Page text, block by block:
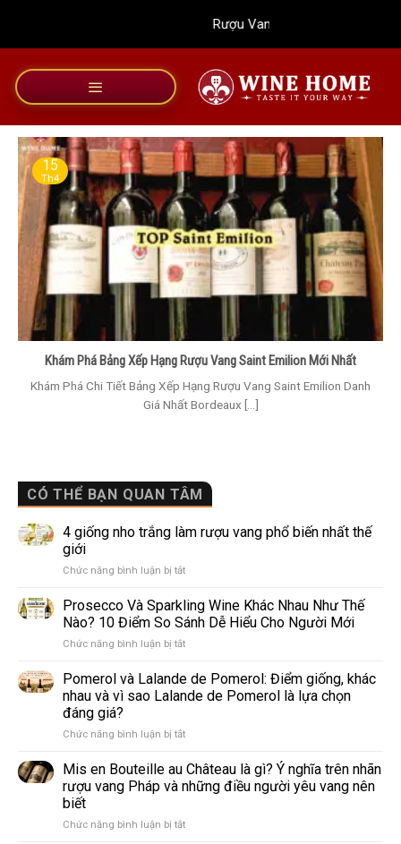
dung
Rượu Vang Wine Home
CÓ THỂ BẠN QUAN TÂM
4 giống nho trắng làm rượu vang phổ biến nhất thế
giới
Chức năng bình luận bị tắtở
giống
nho
trắng
làm
vang
phổ
thế
Prosecco Và Sparkling Wine Khác Nhau Như Thế
Nào? 10 Điểm So Sánh Dễ Hiểu Cho Người Mới
Chức năng bình luận bị tắtở
Sparkling
Wine
Nhau
Thế
Nào?
10
So
Pomerol và Lalande de Pomerol: Điểm giống, khác
nhau và vì sao Lalande de Pomerol là lựa chọn
đáng giá?
Chức năng bình luận bị tắtở
và
Lalande
de
Điểm
Mis en Bouteille au Château là gì? Ý nghĩa trên nhãn
rượu vang Pháp và những điều người yêu vang nên
biết
Chức năng bình luận bị tắtở
Khám Phá Bảng Xếp Hạng Rượu Vang Saint Emilion Mới Nhất
Khám Phá Chi Tiết Bảng Xếp Hạng Rượu Vang Saint Emilion Danh
Giá Nhất Bordeaux [...]
15
Th4